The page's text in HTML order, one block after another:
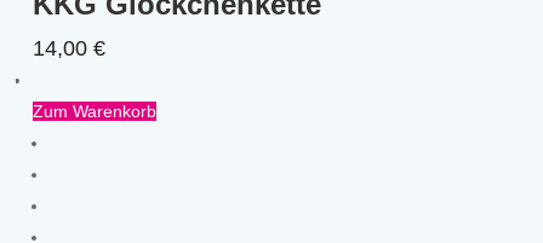
14,00€
Zum Warenkorb